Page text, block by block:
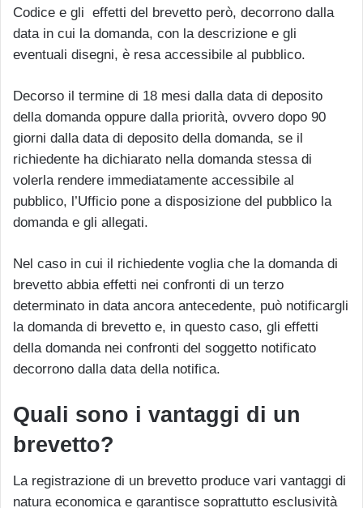
Codice e gli effetti del brevetto però, decorrono dalla
data in cui la domanda, con la descrizione e gli
eventuali disegni, è resa accessibile al pubblico.
Decorso il termine di 18 mesi dalla data di deposito
della domanda oppure dalla priorità, ovvero dopo 90
giorni dalla data di deposito della domanda, se il
richiedente ha dichiarato nella domanda stessa di
volerla rendere immediatamente accessibile al
pubblico, l’Ufficio pone a disposizione del pubblico la
domanda e gli allegati.
Nel caso in cui il richiedente voglia che la domanda di
brevetto abbia effetti nei confronti di un terzo
determinato in data ancora antecedente, può notificargli
la domanda di brevetto e, in questo caso, gli effetti
della domanda nei confronti del soggetto notificato
decorrono dalla data della notifica.
Quali sono i vantaggi di un
brevetto?
La registrazione di un brevetto produce vari vantaggi di
natura economica e garantisce soprattutto esclusività